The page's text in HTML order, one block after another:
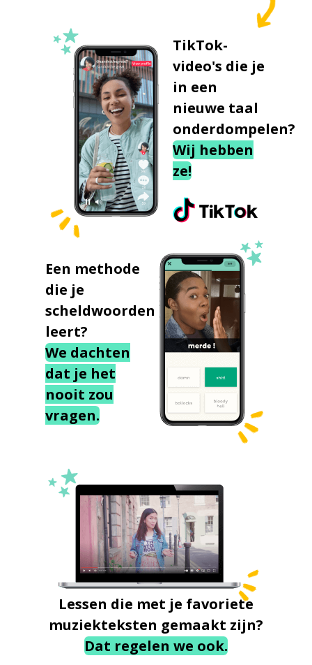
TikTok-
video's die je
in een
nieuwe taal
onderdompelen?
Wij hebben
ze!
Een methode
die je
scheldwoorden
leert?
We dachten
dat je het
nooit zou
vragen.
Lessen die met je favoriete
muziekteksten gemaakt zijn?
Dat regelen we ook.